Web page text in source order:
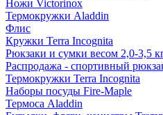
Ножи Victorinox
Термокружки Aladdin
Флис
Кружки Terra Incognita
Рюкзаки и сумки весом 2,0-3,5
Распродажа - спортивный
Термокружки Terra Incognita
Наборы посуды Fire-Maple
Термоса Aladdin